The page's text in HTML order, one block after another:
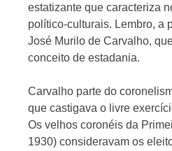
estatizante que caracteriza
político-culturais. Lembro, a
José Murilo de Carvalho,
conceito de estadania.
Carvalho parte do
que castigava o livre
Os velhos coronéis da
1930) consideravam os